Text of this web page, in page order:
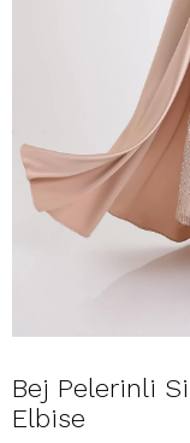
Bej Pelerinli
Elbise